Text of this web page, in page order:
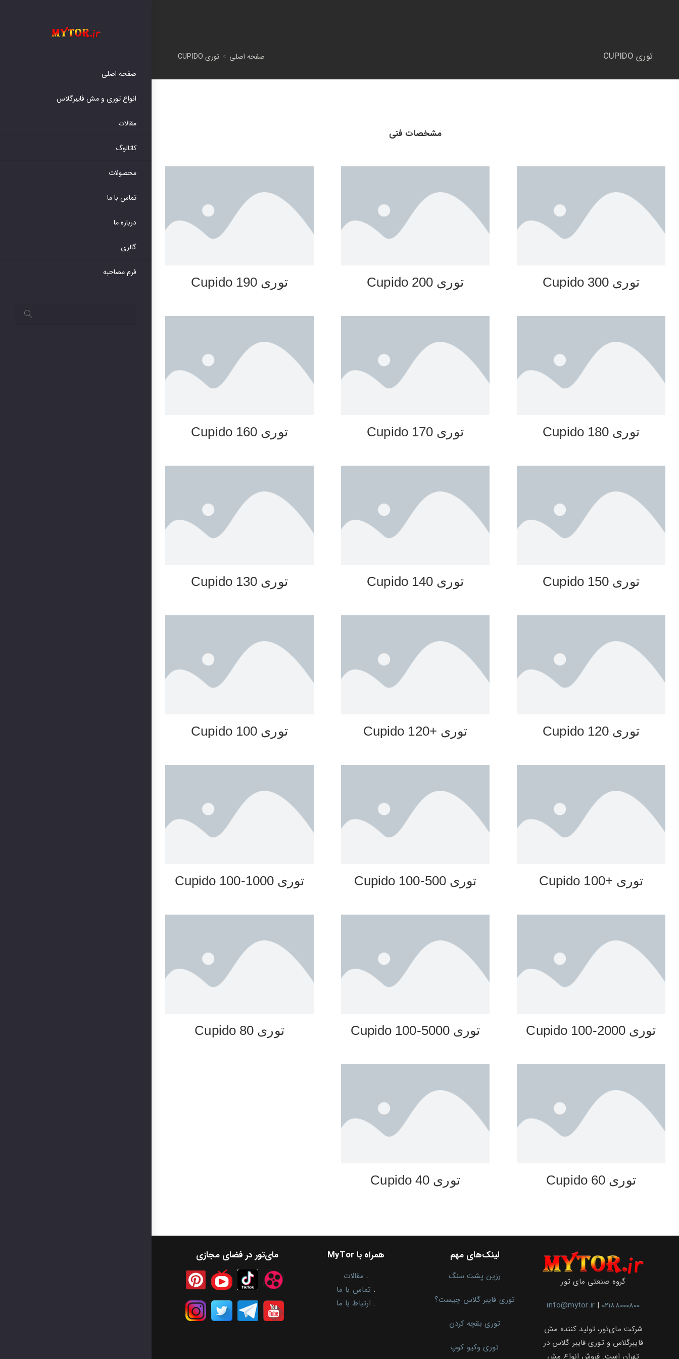
صفحه اصلی
انواع توری و مش فایبرگلاس
مقالات
کاتالوگ
محصولات
تماس با ما
درباره ما
گالری
فرم مصاحبه
توری CUPIDO صفحه اصلی > توری CUPIDO
مشخصات فنی
توری 300 Cupido توری 200 Cupido توری 190 Cupido
توری 180 Cupido توری 170 Cupido توری 160 Cupido
توری 150 Cupido توری 140 Cupido توری 130 Cupido
توری 120 Cupido توری +120 Cupido توری 100 Cupido
توری +100 Cupido توری 500-100 Cupido توری 1000-100 Cupido
توری 2000-100 Cupido توری 5000-100 Cupido توری 80 Cupido
توری 60 Cupido توری 40 Cupido
گروه صنعتی مای تور
info@mytor.ir| 02188000800
شرکت مای‌تور، تولید کننده مش
فایبرگلاس و توری فایبر گلاس در
لینک‌های مهم
رزین پشت سنگ
توری فایبر گلاس چیست؟
توری بقچه کردن
توری وکیو کوپ
همراه با MyTor
. مقالات
.تماس با ما
. ارتباط با ما
مای‌تور در فضای مجازی